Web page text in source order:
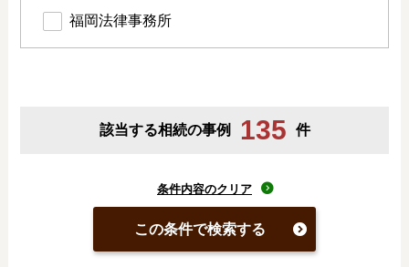
福岡法律事務所
該当する相続の事例 135 件
条件内容のクリア
この条件で検索する